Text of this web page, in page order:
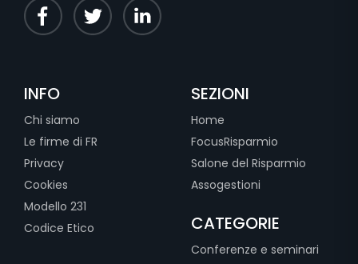
INFO
Chi siamo
Le firme di FR
Privacy
Cookies
Modello 231
Codice Etico
SEZIONI
Home
FocusRisparmio
Salone del Risparmio
Assogestioni
CATEGORIE
Conferenze e seminari